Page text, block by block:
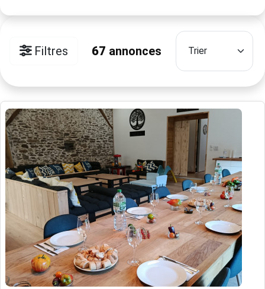
Filtres 67 annonces